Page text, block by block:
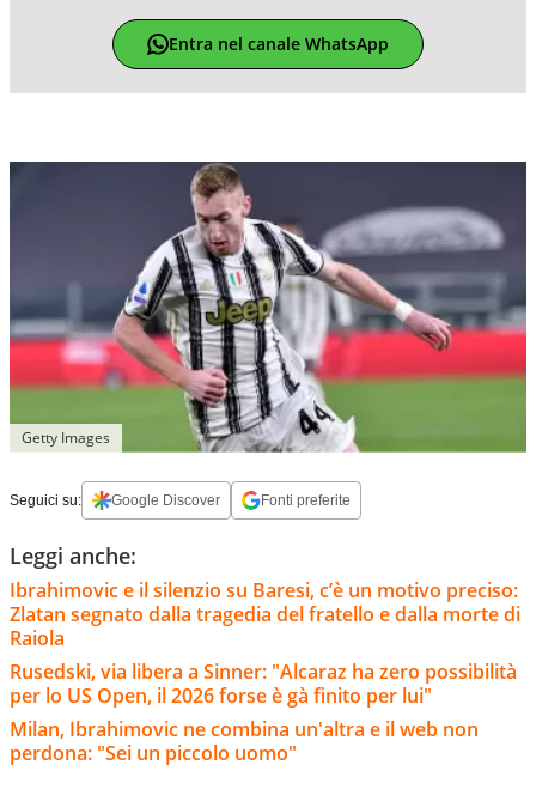
Entra nel canale WhatsApp
Getty Images
Seguici su: Google Discover Fonti preferite
Leggi anche:
Ibrahimovic e il silenzio su Baresi, c’è un motivo preciso:
Zlatan segnato dalla tragedia del fratello e dalla morte di
Raiola
Rusedski, via libera a Sinner: "Alcaraz ha zero possibilità
per lo US Open, il 2026 forse è gà finito per lui"
Milan, Ibrahimovic ne combina un'altra e il web non
perdona: "Sei un piccolo uomo"